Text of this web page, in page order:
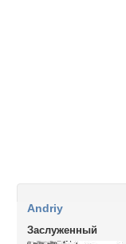
Andriy
Заслуженный